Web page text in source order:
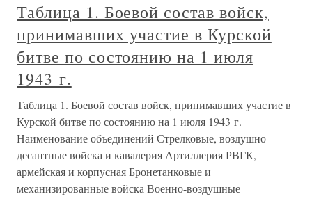
Таблица 1. Боевой состав войск,
принимавших участие в Курской
битве по состоянию на 1 июля
1943 г.
Таблица 1. Боевой состав войск, принимавших участие в
Курской битве по состоянию на 1 июля 1943 г.
Наименование объединений Стрелковые, воздушно-
десантные войска и кавалерия Артиллерия РВГК,
армейская и корпусная Бронетанковые и
механизированные войска Военно-воздушные